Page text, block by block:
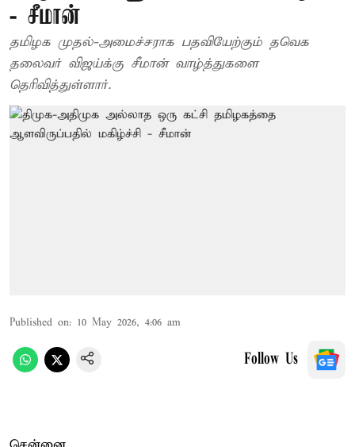
- சீமான்
தமிழக முதல்-அமைச்சராக பதவியேற்கும் தவெக
தலைவர் விஜய்க்கு சீமான் வாழ்த்துகளை
தெரிவித்துள்ளார்.
Published on: 10 May 2026, 4:06 am
Follow Us